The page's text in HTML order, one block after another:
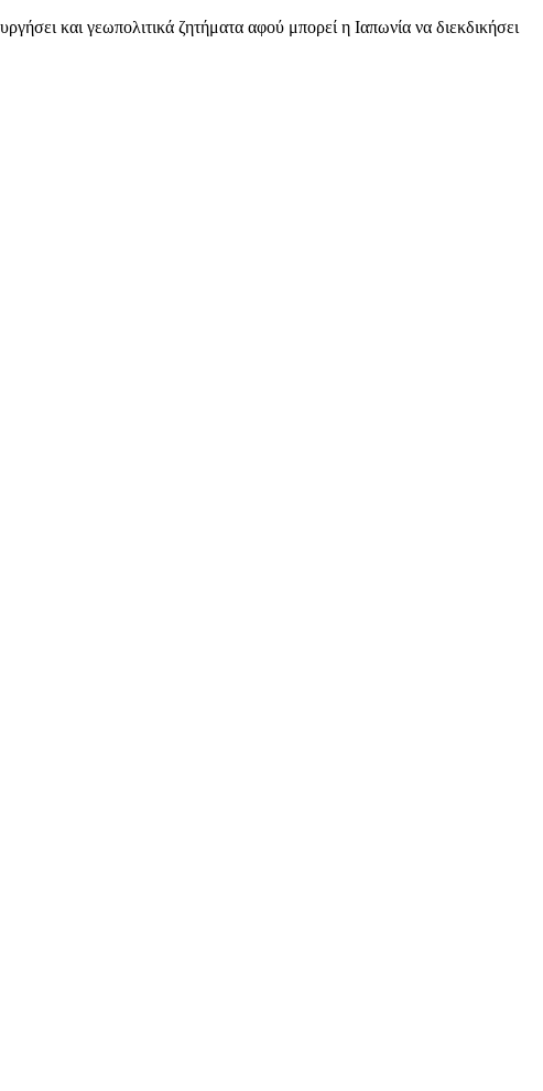
και γεωπολιτικά ζητήματα αφού μπορεί η Ιαπωνία να διεκδικήσει